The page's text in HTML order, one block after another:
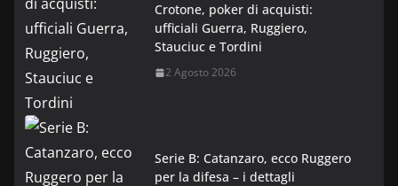
Crotone, poker di acquisti:
ufficiali Guerra, Ruggiero,
Stauciuc e Tordini
2 Agosto 2026
Serie B: Catanzaro, ecco Ruggero
per la difesa – i dettagli